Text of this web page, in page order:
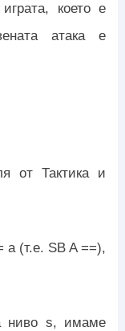
което е
атака е
от Тактика и
(т.е. SB A ==),
ниво s, имаме